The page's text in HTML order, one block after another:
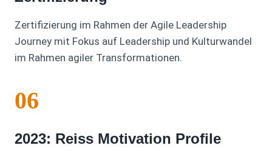
Zertifizierung im Rahmen der Agile Leadership
Journey mit Fokus auf Leadership und Kulturwandel
im Rahmen agiler Transformationen.
06
2023: Reiss Motivation Profile